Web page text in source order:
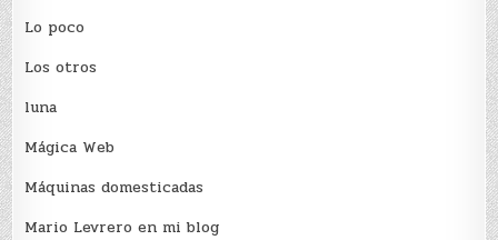
Lo poco
Los otros
luna
Mágica Web
Máquinas domesticadas
Mario Levrero en mi blog